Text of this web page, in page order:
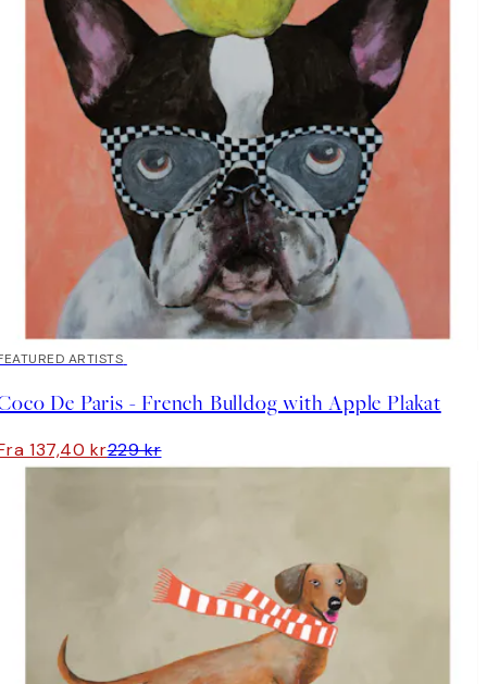
ARTISTS
De Paris - French Bulldog with Apple Plakat
137,40 kr229 kr